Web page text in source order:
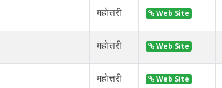
महोत्तरी Web Site
महोत्तरी Web Site
महोत्तरी Web Site